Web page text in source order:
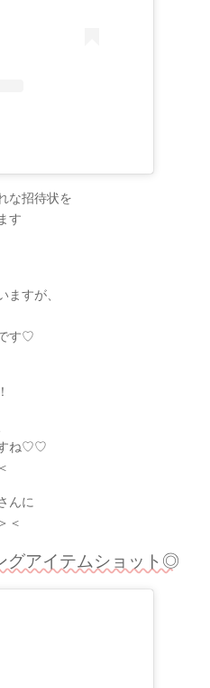
な招待状を
す
ますが、
す♡
すね♡♡
んに
＜
グアイテムショット◎